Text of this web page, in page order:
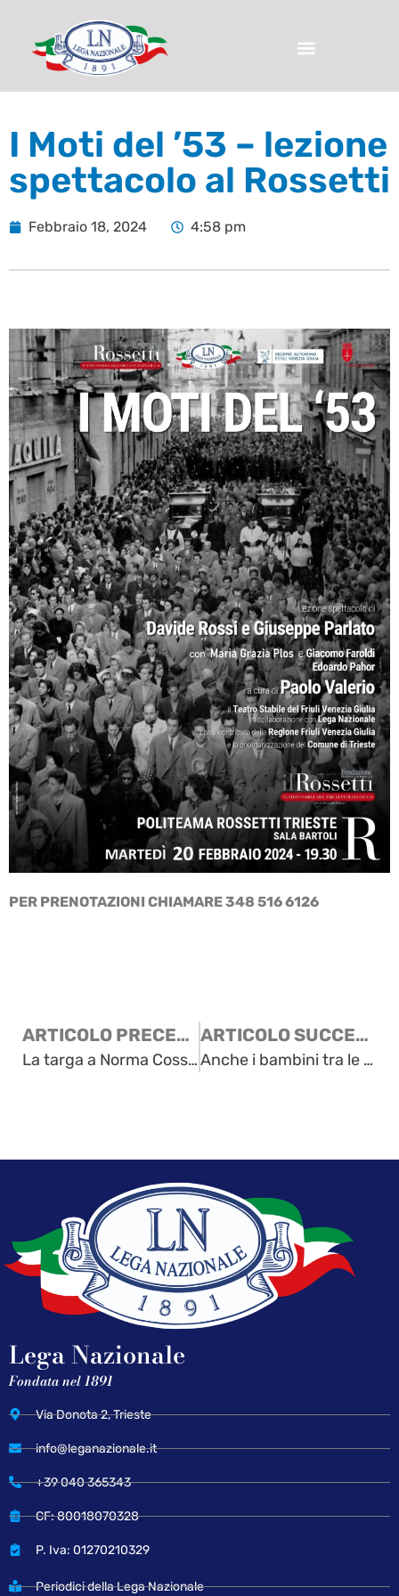
I Moti del ’53 – lezione
spettacolo al Rossetti
Febbraio 18, 2024 4:58 pm
PER PRENOTAZIONI CHIAMARE 348 516 6126
ARTICOLO PRECEDENTE
La targa a Norma Cossetto: nota della Lega Nazionale Gorizia
ARTICOLO SUCCESSIVO
Anche i bambini tra le vittime: la storia di Alice Abbà
Lega Nazionale
Fondata nel 1891
Via Donota 2, Trieste
info@leganazionale.it
+39 040 365343
CF: 80018070328
P. Iva: 01270210329
Periodici della Lega Nazionale